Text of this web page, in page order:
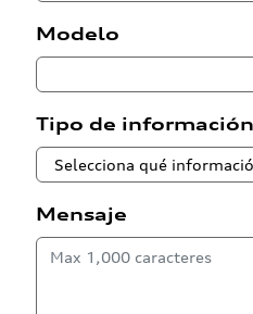
Modelo
Tipo de
Mensaje